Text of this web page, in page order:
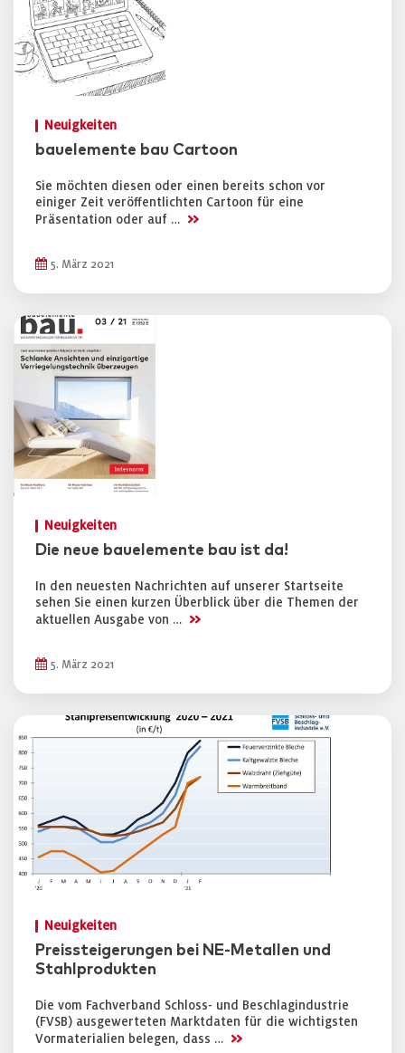
Neuigkeiten
bauelemente bau Cartoon
Sie möchten diesen oder einen bereits schon vor
einiger Zeit veröffentlichten Cartoon für eine
Präsentation oder auf … >>
5. März 2021
Neuigkeiten
Die neue bauelemente bau ist da!
In den neuesten Nachrichten auf unserer Startseite
sehen Sie einen kurzen Überblick über die Themen der
aktuellen Ausgabe von … >>
5. März 2021
Neuigkeiten
Preissteigerungen bei NE-Metallen und
Stahlprodukten
Die vom Fachverband Schloss- und Beschlagindustrie
(FVSB) ausgewerteten Marktdaten für die wichtigsten
Vormaterialien belegen, dass … >>